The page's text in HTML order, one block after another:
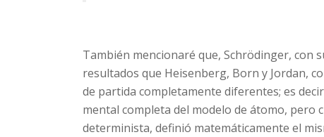
También mencionaré que, Schrödinger, con
resultados que Heisenberg, Born y Jordan,
de partida completamente diferentes; es
mental completa del modelo de átomo, pero
determinista, definió matemáticamente el